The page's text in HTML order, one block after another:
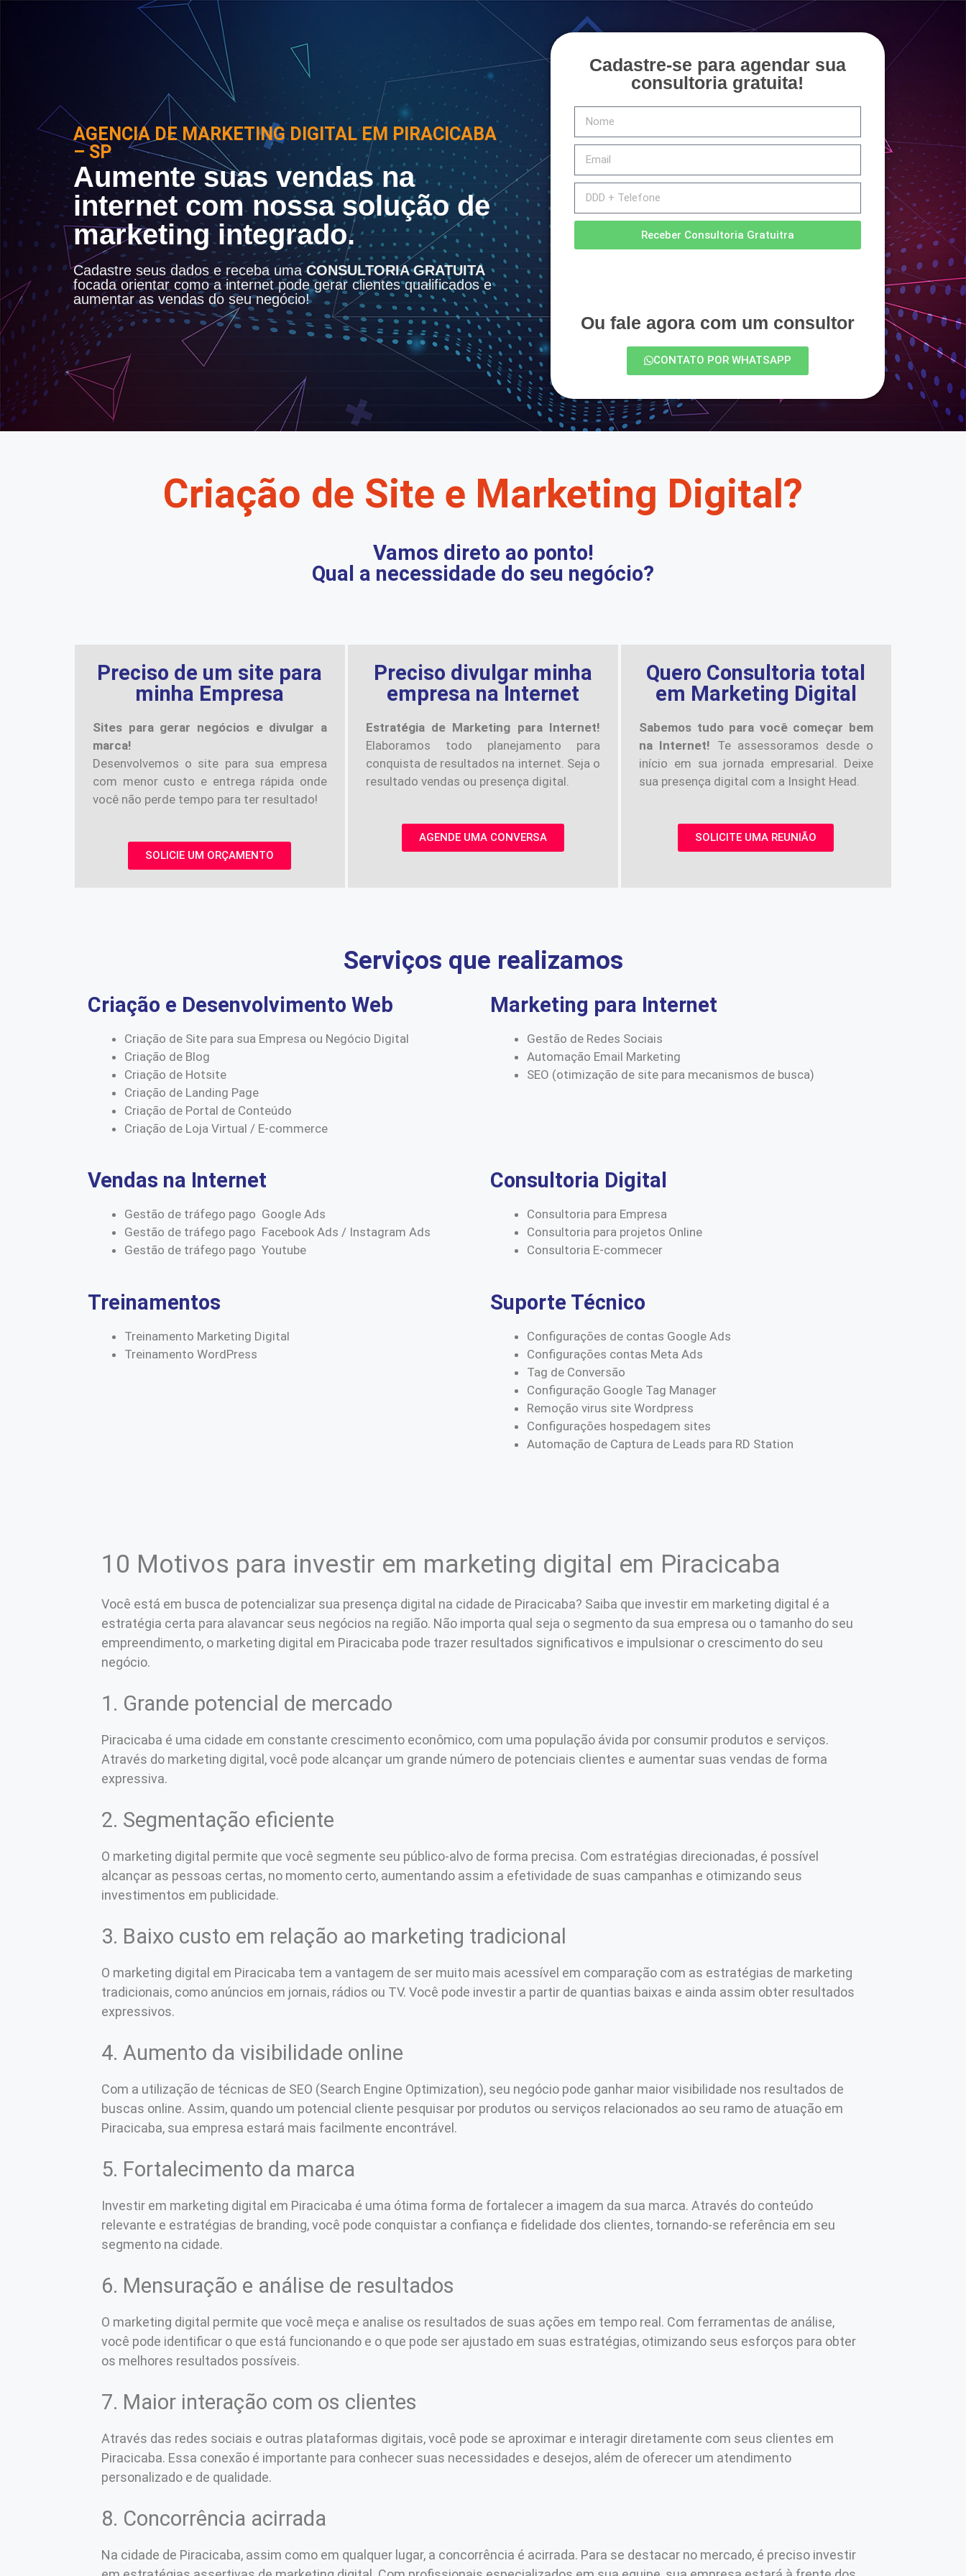
AGENCIA DE MARKETING DIGITAL EM PIRACICABA
– SP
Aumente suas vendas na
internet com nossa solução de
marketing integrado.
Cadastre seus dados e receba umaCONSULTORIA GRATUITA
focada orientar como a internet pode gerar clientes qualificados e
aumentar as vendas do seu negócio!
Cadastre-se para agendar sua
consultoria gratuita!
Receber Consultoria Gratuitra
Ou fale agora com um consultor
CONTATO POR WHATSAPP
Criação de Site e Marketing Digital?
Vamos direto ao ponto!
Qual a necessidade do seu negócio?
Preciso de um site para
minha Empresa
Sites para gerar negócios e divulgar a
marca!
Desenvolvemos o site para sua empresa
com menor custo e entrega rápida onde
você não perde tempo para ter resultado!
SOLICIE UM ORÇAMENTO
Preciso divulgar minha
empresa na Internet
Estratégia de Marketing para Internet!
Elaboramos todo planejamento para
conquista de resultados na internet. Seja o
resultado vendas ou presença digital.
AGENDE UMA CONVERSA
Quero Consultoria total
em Marketing Digital
Sabemos tudo para você começar bem
na Internet! Te assessoramos desde o
início em sua jornada empresarial. Deixe
sua presença digital com a Insight Head.
SOLICITE UMA REUNIÃO
Serviços que realizamos
Criação e Desenvolvimento Web
Criação de Site para sua Empresa ou Negócio Digital
Criação de Blog
Criação de Hotsite
Criação de Landing Page
Criação de Portal de Conteúdo
Criação de Loja Virtual / E-commerce
Marketing para Internet
Gestão de Redes Sociais
Automação Email Marketing
SEO (otimização de site para mecanismos de busca)
Vendas na Internet
Gestão de tráfego pago Google Ads
Gestão de tráfego pago Facebook Ads / Instagram Ads
Gestão de tráfego pago Youtube
Consultoria Digital
Consultoria para Empresa
Consultoria para projetos Online
Consultoria E-commecer
Treinamentos
Treinamento Marketing Digital
Treinamento WordPress
Suporte Técnico
Configurações de contas Google Ads
Configurações contas Meta Ads
Tag de Conversão
Configuração Google Tag Manager
Remoção virus site Wordpress
Configurações hospedagem sites
Automação de Captura de Leads para RD Station
10 Motivos para investir em marketing digital em Piracicaba
Você está em busca de potencializar sua presença digital na cidade de Piracicaba? Saiba que investir em marketing digital é a
estratégia certa para alavancar seus negócios na região. Não importa qual seja o segmento da sua empresa ou o tamanho do seu
empreendimento, o marketing digital em Piracicaba pode trazer resultados significativos e impulsionar o crescimento do seu
negócio.
1. Grande potencial de mercado
Piracicaba é uma cidade em constante crescimento econômico, com uma população ávida por consumir produtos e serviços.
Através do marketing digital, você pode alcançar um grande número de potenciais clientes e aumentar suas vendas de forma
expressiva.
2. Segmentação eficiente
O marketing digital permite que você segmente seu público-alvo de forma precisa. Com estratégias direcionadas, é possível
alcançar as pessoas certas, no momento certo, aumentando assim a efetividade de suas campanhas e otimizando seus
investimentos em publicidade.
3. Baixo custo em relação ao marketing tradicional
O marketing digital em Piracicaba tem a vantagem de ser muito mais acessível em comparação com as estratégias de marketing
tradicionais, como anúncios em jornais, rádios ou TV. Você pode investir a partir de quantias baixas e ainda assim obter resultados
expressivos.
4. Aumento da visibilidade online
Com a utilização de técnicas de SEO (Search Engine Optimization), seu negócio pode ganhar maior visibilidade nos resultados de
buscas online. Assim, quando um potencial cliente pesquisar por produtos ou serviços relacionados ao seu ramo de atuação em
Piracicaba, sua empresa estará mais facilmente encontrável.
5. Fortalecimento da marca
Investir em marketing digital em Piracicaba é uma ótima forma de fortalecer a imagem da sua marca. Através do conteúdo
relevante e estratégias de branding, você pode conquistar a confiança e fidelidade dos clientes, tornando-se referência em seu
segmento na cidade.
6. Mensuração e análise de resultados
O marketing digital permite que você meça e analise os resultados de suas ações em tempo real. Com ferramentas de análise,
você pode identificar o que está funcionando e o que pode ser ajustado em suas estratégias, otimizando seus esforços para obter
os melhores resultados possíveis.
7. Maior interação com os clientes
Através das redes sociais e outras plataformas digitais, você pode se aproximar e interagir diretamente com seus clientes em
Piracicaba. Essa conexão é importante para conhecer suas necessidades e desejos, além de oferecer um atendimento
personalizado e de qualidade.
8. Concorrência acirrada
Na cidade de Piracicaba, assim como em qualquer lugar, a concorrência é acirrada. Para se destacar no mercado, é preciso investir